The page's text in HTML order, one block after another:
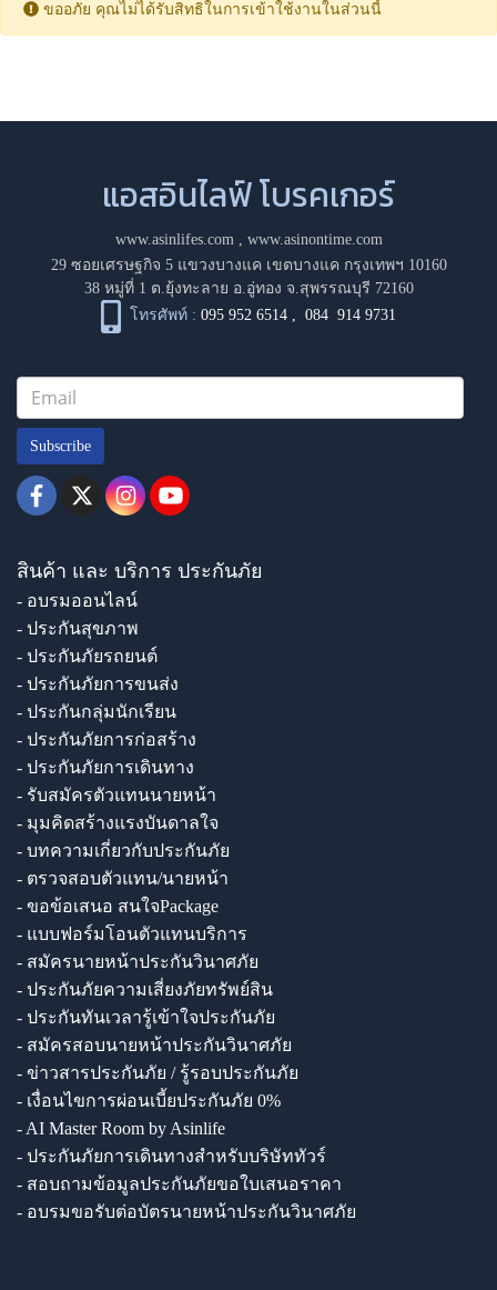
ขออภัย คุณไม่ได้รับสิทธิในการเข้าใช้งานในส่วนนี้
แอสอินไลฟ์ โบรคเกอร์
www.asinlifes.com, www.asinontime.com
29 ซอยเศรษฐกิจ 5 แขวงบางแค เขตบางแค กรุงเทพฯ 10160
38 หมู่ที่ 1 ต.ยุ้งทะลาย อ.อู่ทอง จ.สุพรรณบุรี 72160
โทรศัพท์ : 095 952 6514 ,084 914 9731
Subscribe
สินค้า และ บริการ ประกันภัย
- อบรมออนไลน์
- ประกันสุขภาพ
- ประกันภัยรถยนต์
- ประกันภัยการขนส่ง
- ประกันกลุ่มนักเรียน
- ประกันภัยการก่อสร้าง
- ประกันภัยการเดินทาง
- รับสมัครตัวแทนนายหน้า
- มุมคิดสร้างแรงบันดาลใจ
- บทความเกี่ยวกับประกันภัย
- ตรวจสอบตัวแทน/นายหน้า
- ขอข้อเสนอ สนใจPackage
- แบบฟอร์มโอนตัวแทนบริการ
- สมัครนายหน้าประกันวินาศภัย
- ประกันภัยความเสี่ยงภัยทรัพย์สิน
- ประกันทันเวลารู้เข้าใจประกันภัย
- สมัครสอบนายหน้าประกันวินาศภัย
- ข่าวสารประกันภัย / รู้รอบประกันภัย
- เงื่อนไขการผ่อนเบี้ยประกันภัย 0%
- AI Master Room by Asinlife
- ประกันภัยการเดินทางสำหรับบริษัททัวร์
- สอบถามข้อมูลประกันภัยขอใบเสนอราคา
- อบรมขอรับต่อบัตรนายหน้าประกันวินาศภัย